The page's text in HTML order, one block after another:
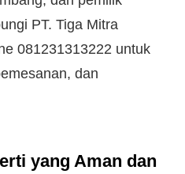
PT. Tiga Mitra
081231313222 untuk
dan
yang Aman dan